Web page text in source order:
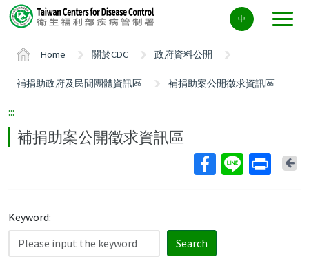
Center
block
中
Home 關於CDC 政府資料公開
補捐助政府及民間團體資訊區 補捐助案公開徵求資訊區
:::
補捐助案公開徵求資訊區
Keyword:
Search